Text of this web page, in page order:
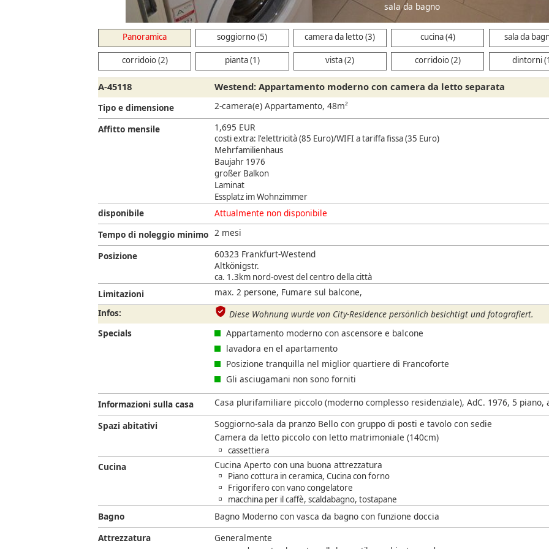
sala da bagno
Panoramica soggiorno (5) camera da letto (3) cucina (4) sala da
corridoio (2) pianta (1) vista (2) corridoio (2) dintorni
A-45118 Westend: Appartamento moderno con camera da letto separata
Tipo e dimensione
2-camera(e) Appartamento, 48m²
Affitto mensile
1,695 EUR
costi extra: l'elettricità (85 Euro)/WIFI a tariffa fissa (35 Euro)
Mehrfamilienhaus
Baujahr 1976
großer Balkon
Laminat
Essplatz im Wohnzimmer
disponibile
Attualmente non disponibile
Tempo di noleggio minimo 2 mesi
Posizione
60323 Frankfurt-Westend
Altkönigstr.
ca. 1.3km nord-ovest del centro della città
Limitazioni
max. 2 persone, Fumare sul balcone,
Infos:
Diese Wohnung wurde von City-Residence persönlich besichtigt und fotografiert.
Specials
Appartamento moderno con ascensore e balcone
lavadora en el apartamento
Posizione tranquilla nel miglior quartiere di Francoforte
Gli asciugamani non sono forniti
Informazioni sulla casa
Casa plurifamiliare piccolo (moderno complesso residenziale), AdC. 1976, 5 piano,
Spazi abitativi
Soggiorno-sala da pranzo Bello con gruppo di posti e tavolo con sedie
Camera da letto piccolo con letto matrimoniale (140cm)
cassettiera
Cucina Cucina Aperto con una buona attrezzatura
Piano cottura in ceramica, Cucina con forno
Frigorifero con vano congelatore
macchina per il caffè, scaldabagno, tostapane
Bagno
Bagno Moderno con vasca da bagno con funzione doccia
Attrezzatura
Generalmente